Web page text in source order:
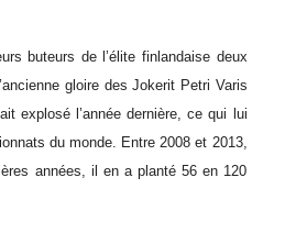
buteurs de l’élite finlandaise deux
gloire des Jokerit Petri Varis
explosé l’année dernière, ce qui lui
du monde. Entre 2008 et 2013,
années, il en a planté 56 en 120